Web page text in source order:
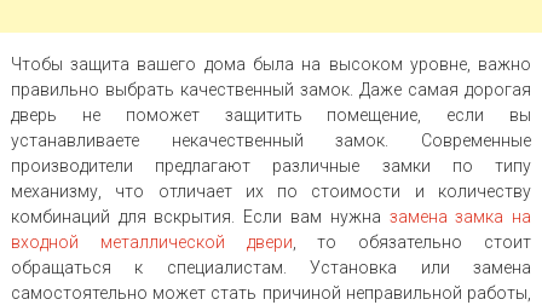
Чтобы защита вашего дома была на высоком уровне, важно
правильно выбрать качественный замок. Даже самая дорогая
дверь не поможет защитить помещение, если вы
устанавливаете некачественный замок. Современные
производители предлагают различные замки по типу
механизму, что отличает их по стоимости и количеству
комбинаций для вскрытия. Если вам нужна замена замка на
входной металлической двери , то обязательно стоит
обращаться к специалистам. Установка или замена
самостоятельно может стать причиной неправильной работы,